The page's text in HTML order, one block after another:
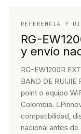
REFERENCIA Y
RG-
y envío
RG-EW1200R
BAND DE RUIJIE
point o equipo
Colombia.
compatibilidad,
nacional antes